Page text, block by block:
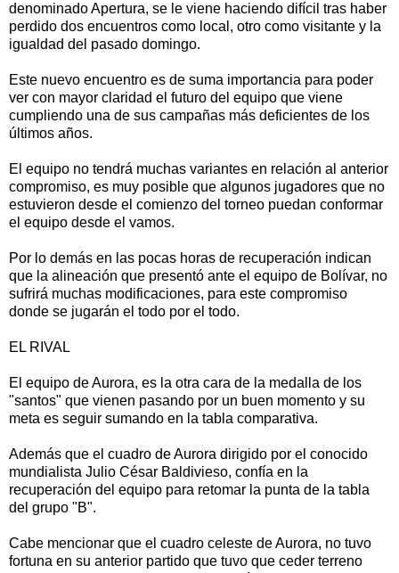
denominado Apertura, se le viene haciendo difícil tras haber
perdido dos encuentros como local, otro como visitante y la
igualdad del pasado domingo.
Este nuevo encuentro es de suma importancia para poder
ver con mayor claridad el futuro del equipo que viene
cumpliendo una de sus campañas más deficientes de los
últimos años.
El equipo no tendrá muchas variantes en relación al anterior
compromiso, es muy posible que algunos jugadores que no
estuvieron desde el comienzo del torneo puedan conformar
el equipo desde el vamos.
Por lo demás en las pocas horas de recuperación indican
que la alineación que presentó ante el equipo de Bolívar, no
sufrirá muchas modificaciones, para este compromiso
donde se jugarán el todo por el todo.
EL RIVAL
El equipo de Aurora, es la otra cara de la medalla de los
"santos" que vienen pasando por un buen momento y su
meta es seguir sumando en la tabla comparativa.
Además que el cuadro de Aurora dirigido por el conocido
mundialista Julio César Baldivieso, confía en la
recuperación del equipo para retomar la punta de la tabla
del grupo "B".
Cabe mencionar que el cuadro celeste de Aurora, no tuvo
fortuna en su anterior partido que tuvo que ceder terreno